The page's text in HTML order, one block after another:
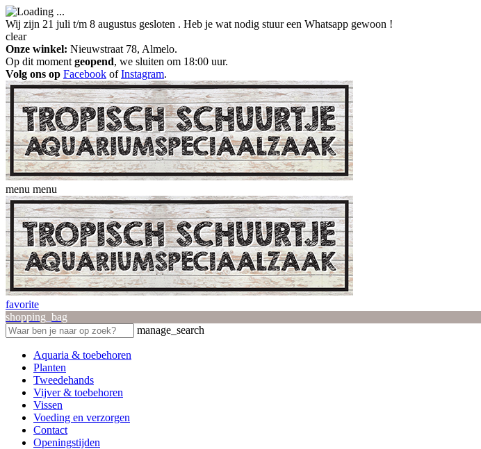
Wij zijn 21 juli t/m 8 augustus gesloten . Heb je wat nodig stuur een Whatsapp gewoon !
clear
Onze winkel: Nieuwstraat 78, Almelo.
Op dit moment geopend, we sluiten om 18:00 uur.
Volg ons op Facebook ofInstagram.
menu menu
favorite
shopping_bag
manage_search
Aquaria & toebehoren
Planten
Tweedehands
Vijver & toebehoren
Vissen
Voeding en verzorgen
Contact
Openingstijden